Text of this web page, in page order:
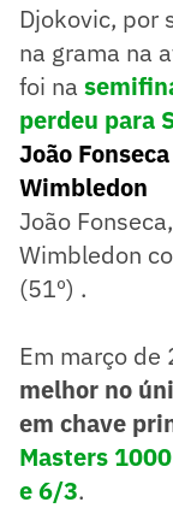
Djokovic, por
na grama na
foi na
perdeu para
João
Wimbledon
João
Wimbledon
(51º) .
Em março de
melhor no
em chave
Masters
e 6/3.